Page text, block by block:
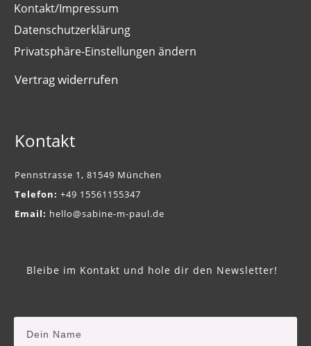
Kontakt/Impressum
Datenschutzerklärung
Privatsphäre-Einstellungen ändern
Vertrag widerrufen
Kontakt
Pennstrasse 1, 81549 München
Telefon: +49 15561155347
Email: hello@sabine-m-paul.de
Bleibe im Kontakt und hole dir den Newsletter!